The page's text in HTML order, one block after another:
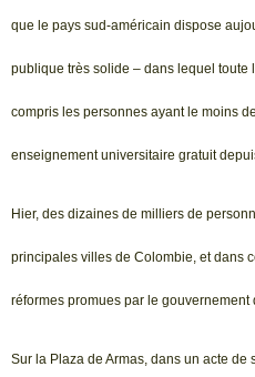
que le pays sud-américain dispose
publique très solide – dans lequel toute
compris les personnes ayant le moins
enseignement universitaire gratuit
Hier, des dizaines de milliers de
principales villes de Colombie, et dans
réformes promues par le gouvernement
Sur la Plaza de Armas, dans un acte